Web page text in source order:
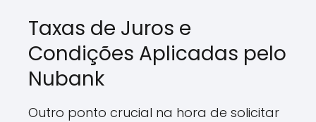
Taxas de Juros e
Condições Aplicadas pelo
Nubank
Outro ponto crucial na hora de solicitar